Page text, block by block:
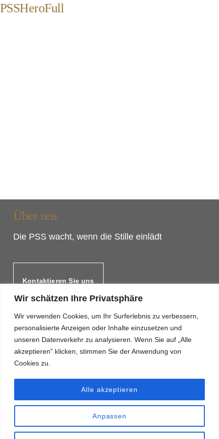
Wir schätzen Ihre Privatsphäre
Wir verwenden Cookies, um Ihr Surferlebnis zu verbessern,
personalisierte Anzeigen oder Inhalte einzusetzen und
unseren Datenverkehr zu analysieren. Wenn Sie auf „Alle
akzeptieren" klicken, stimmen Sie der Anwendung von
Cookies zu.
Anpassen
Alle akzeptieren
PSSHeroFull
Über uns
Die PSS wacht, wenn die Stille einlädt
Kontaktieren Sie uns